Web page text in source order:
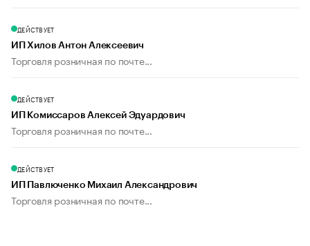
ДЕЙСТВУЕТ
ИП Хилов Антон Алексеевич
Торговля розничная по почте...
ДЕЙСТВУЕТ
ИП Комиссаров Алексей Эдуардович
Торговля розничная по почте...
ДЕЙСТВУЕТ
ИП Павлюченко Михаил Александрович
Торговля розничная по почте...